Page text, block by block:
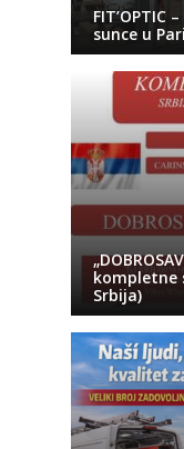
sunce u
kompletne
Srbija)